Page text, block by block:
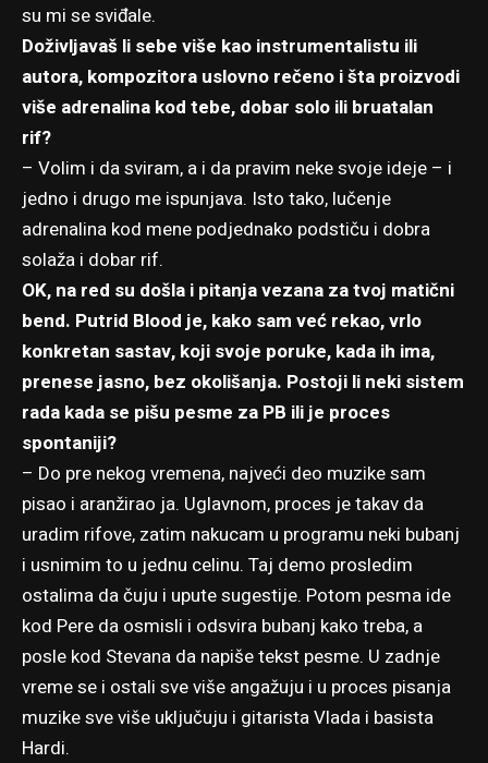
su mi se sviđale.
Doživljavaš li sebe više kao instrumentalistu ili
autora, kompozitora uslovno rečeno i šta proizvodi
više adrenalina kod tebe, dobar solo ili bruatalan
rif?
– Volim i da sviram, a i da pravim neke svoje ideje – i
jedno i drugo me ispunjava. Isto tako, lučenje
adrenalina kod mene podjednako podstiču i dobra
solaža i dobar rif.
OK, na red su došla i pitanja vezana za tvoj matični
bend. Putrid Blood je, kako sam već rekao, vrlo
konkretan sastav, koji svoje poruke, kada ih ima,
prenese jasno, bez okolišanja. Postoji li neki sistem
rada kada se pišu pesme za PB ili je proces
spontaniji?
– Do pre nekog vremena, najveći deo muzike sam
pisao i aranžirao ja. Uglavnom, proces je takav da
uradim rifove, zatim nakucam u programu neki bubanj
i usnimim to u jednu celinu. Taj demo prosledim
ostalima da čuju i upute sugestije. Potom pesma ide
kod Pere da osmisli i odsvira bubanj kako treba, a
posle kod Stevana da napiše tekst pesme. U zadnje
vreme se i ostali sve više angažuju i u proces pisanja
muzike sve više uključuju i gitarista Vlada i basista
Hardi.